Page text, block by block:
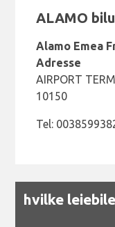
ALAMO
Alamo Emea
Adresse
AIRPORT
10150
Tel:
hvilke